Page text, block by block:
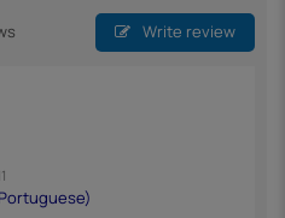
Write review